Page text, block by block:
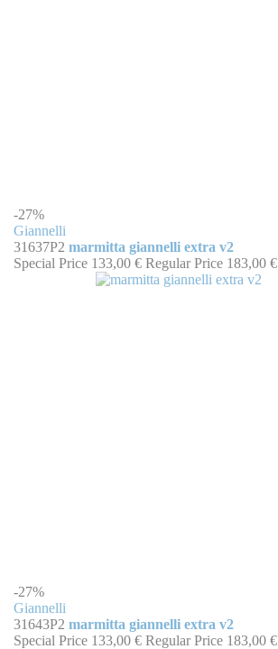
-27%
Giannelli
31637P2 marmitta giannelli extra v2
Special Price 133,00 € Regular Price 183,00 €
-27%
Giannelli
31643P2 marmitta giannelli extra v2
Special Price 133,00 € Regular Price 183,00 €